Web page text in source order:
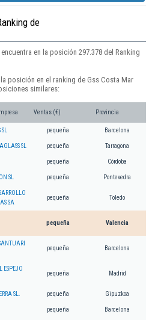
de
en la posición 297.378 del Ranking
posición en el ranking de Gss Costa Mar
similares:
Ventas (€) Provincia
pequeña Barcelona
SL pequeña Tarragona
pequeña Córdoba
SL pequeña Pontevedra
SA
pequeña Toledo
pequeña Valencia
pequeña Barcelona
ESPEJO
pequeña Madrid
SL. pequeña Gipuzkoa
pequeña Barcelona